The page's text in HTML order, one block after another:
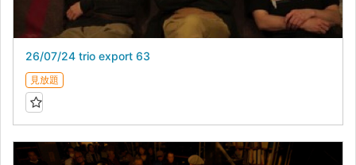
26/07/24 trio export 63
見放題